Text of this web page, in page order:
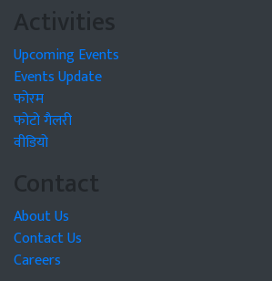
Activities
Upcoming Events
Events Update
फोरम
फोटो गैलरी
वीडियो
Contact
About Us
Contact Us
Careers